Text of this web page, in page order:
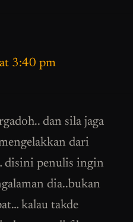
3:40 pm
dan sila jaga
dari
disini penulis ingin
dia..bukan
kalau takde